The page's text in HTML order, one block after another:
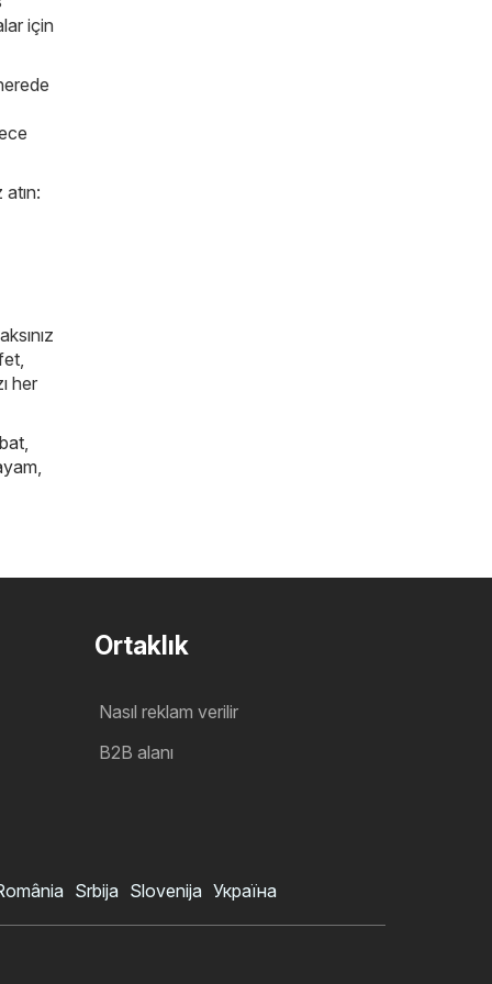
için
her
Ortaklık
Nasıl reklam verilir
B2B alanı
Srbija Slovenija Україна